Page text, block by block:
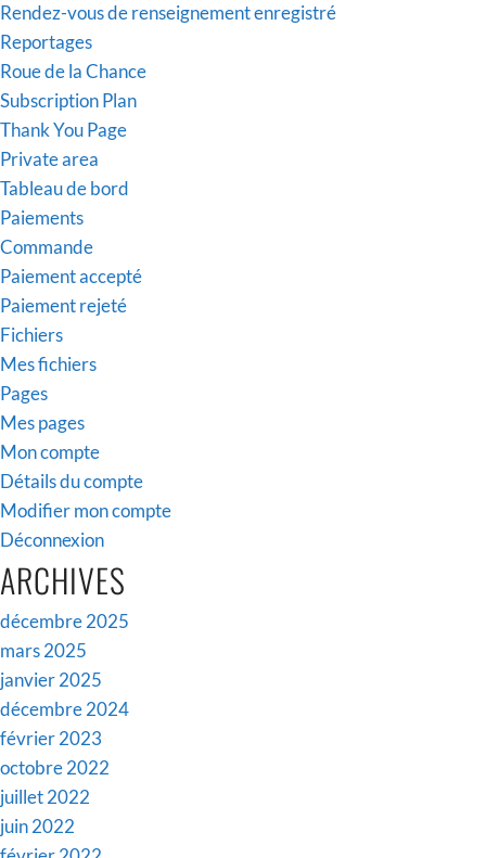
Rendez-vous de renseignement enregistré
Reportages
Roue de la Chance
Subscription Plan
Thank You Page
Private area
Tableau de bord
Paiements
Commande
Paiement accepté
Paiement rejeté
Fichiers
Mes fichiers
Pages
Mes pages
Mon compte
Détails du compte
Modifier mon compte
Déconnexion
ARCHIVES
décembre 2025
mars 2025
janvier 2025
décembre 2024
février 2023
octobre 2022
juillet 2022
juin 2022